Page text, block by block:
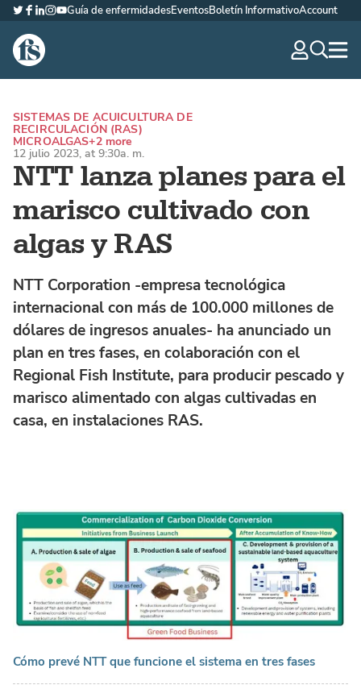
The Fish Site Española
Twitter
Facebook
LinkedIn
Instagram
YouTube
Guía de enfermidadesEventosBoletín InformativoAccount
NTT lanza planes para el
marisco cultivado con
algas y RAS
SISTEMAS DE ACUICULTURA DE
RECIRCULACIÓN (RAS)
MICROALGAS+2 more
12 julio 2023, at 9:30a. m.
NTT Corporation -empresa tecnológica
internacional con más de 100.000 millones de
dólares de ingresos anuales- ha anunciado un
plan en tres fases, en colaboración con el
Regional Fish Institute, para producir pescado y
marisco alimentado con algas cultivadas en
casa, en instalaciones RAS.
Cómo prevé NTT que funcione el sistema en tres fases